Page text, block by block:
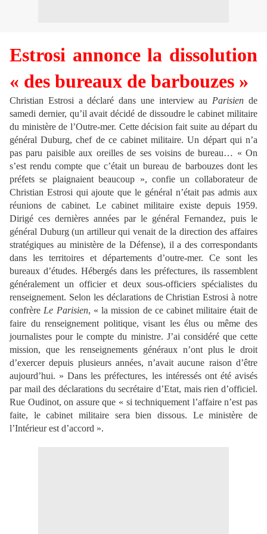
Estrosi annonce la dissolution
« des bureaux de barbouzes »
Christian Estrosi a déclaré dans une interview au Parisien de
samedi dernier, qu’il avait décidé de dissoudre le cabinet militaire
du ministère de l’Outre-mer. Cette décision fait suite au départ du
général Duburg, chef de ce cabinet militaire. Un départ qui n’a
pas paru paisible aux oreilles de ses voisins de bureau… « On
s’est rendu compte que c’était un bureau de barbouzes dont les
préfets se plaignaient beaucoup », confie un collaborateur de
Christian Estrosi qui ajoute que le général n’était pas admis aux
réunions de cabinet. Le cabinet militaire existe depuis 1959.
Dirigé ces dernières années par le général Fernandez, puis le
général Duburg (un artilleur qui venait de la direction des affaires
stratégiques au ministère de la Défense), il a des correspondants
dans les territoires et départements d’outre-mer. Ce sont les
bureaux d’études. Hébergés dans les préfectures, ils rassemblent
généralement un officier et deux sous-officiers spécialistes du
renseignement. Selon les déclarations de Christian Estrosi à notre
confrère Le Parisien, « la mission de ce cabinet militaire était de
faire du renseignement politique, visant les élus ou même des
journalistes pour le compte du ministre. J’ai considéré que cette
mission, que les renseignements généraux n’ont plus le droit
d’exercer depuis plusieurs années, n’avait aucune raison d’être
aujourd’hui. » Dans les préfectures, les intéressés ont été avisés
par mail des déclarations du secrétaire d’Etat, mais rien d’officiel.
Rue Oudinot, on assure que « si techniquement l’affaire n’est pas
faite, le cabinet militaire sera bien dissous. Le ministère de
l’Intérieur est d’accord ».